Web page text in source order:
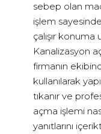
sebep olan
işlem
çalışır konuma
Kanalizasyon
firmanın
kullanılarak
tıkanır ve
açma işlemi
yanıtlarını